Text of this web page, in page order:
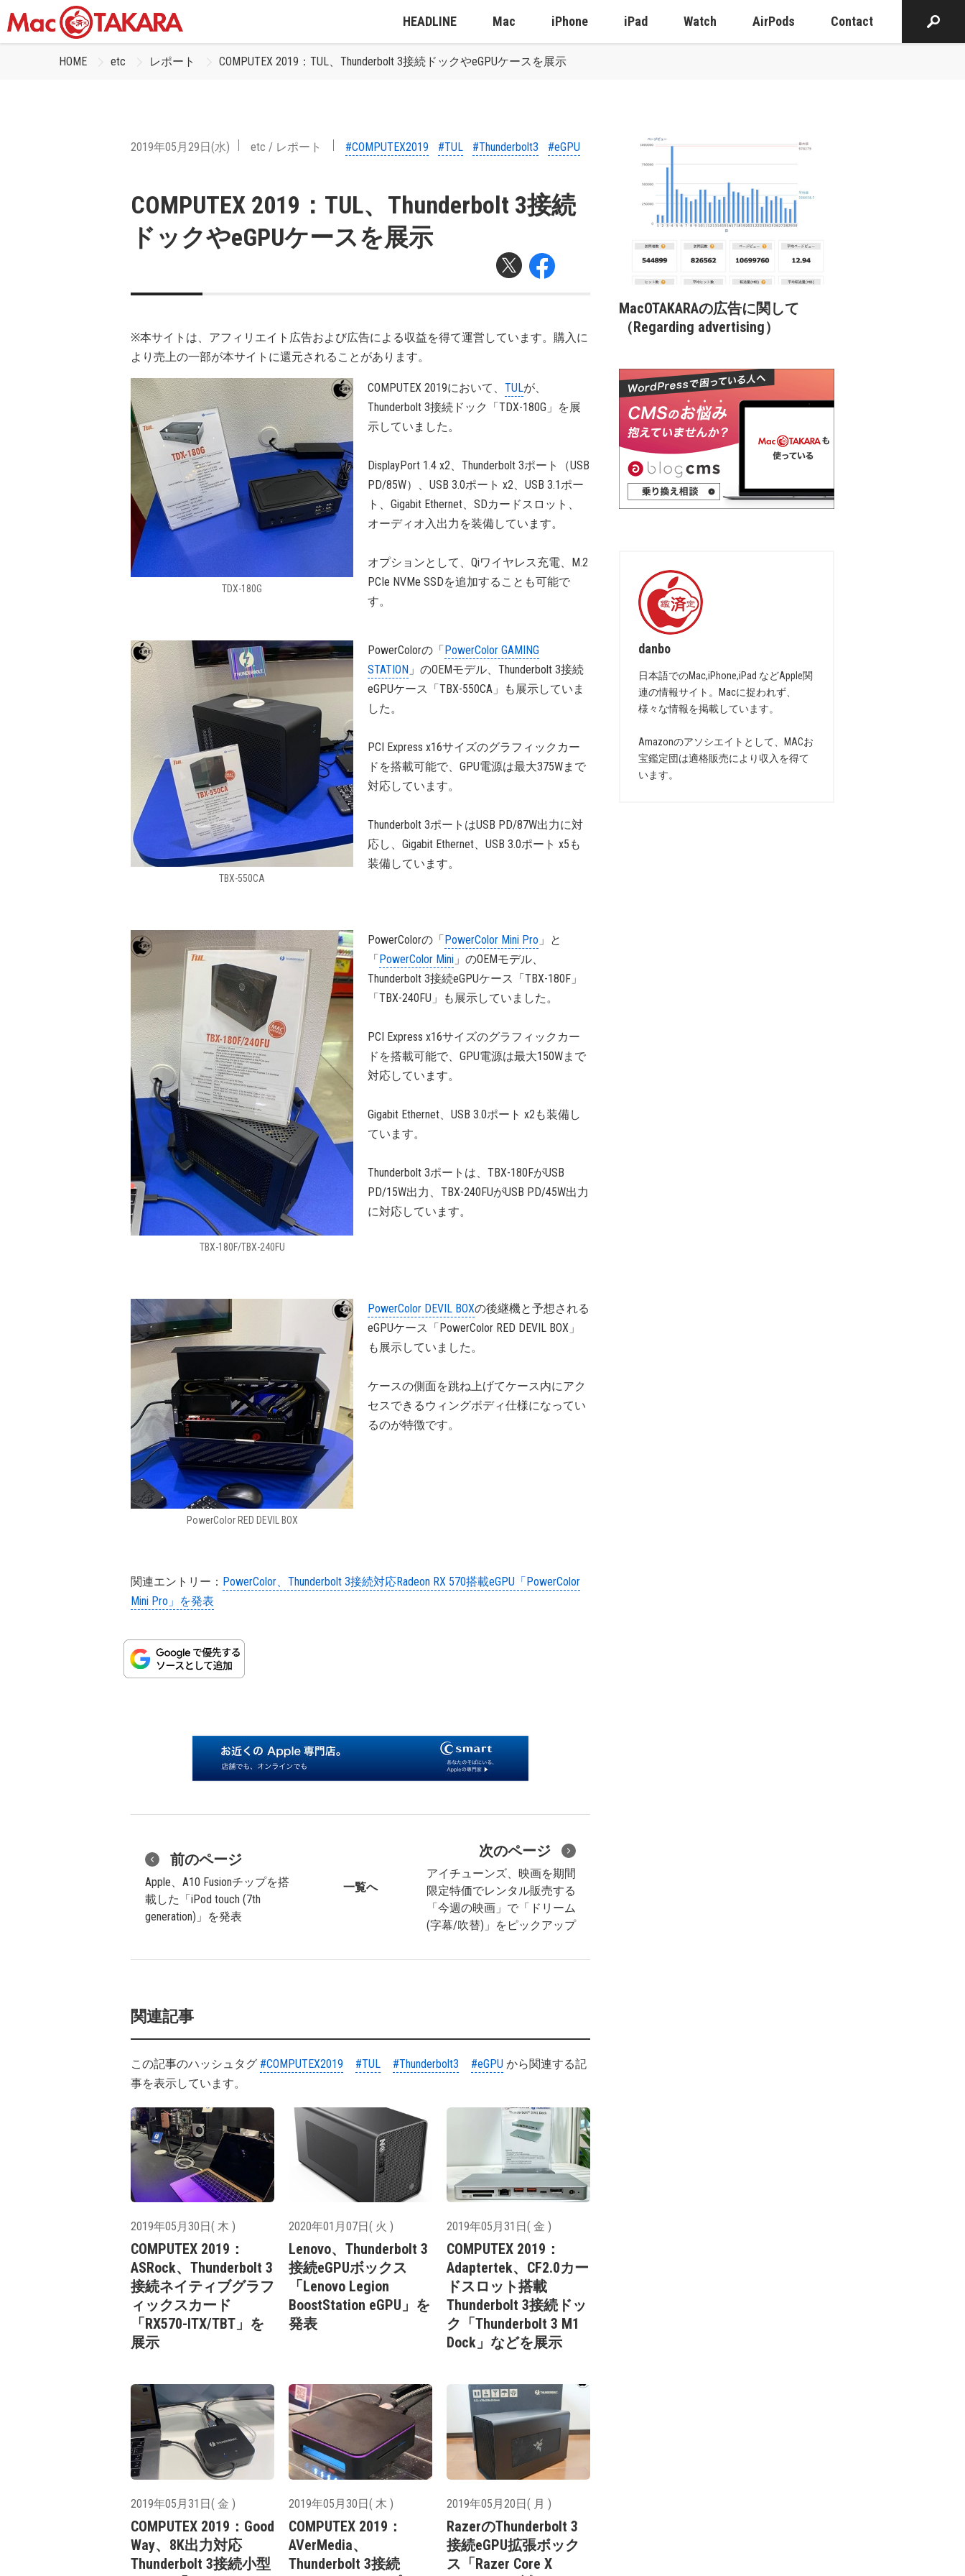
HEADLINE Mac iPhone iPad Watch AirPods Contact
HOME etc レポート COMPUTEX 2019：TUL、Thunderbolt 3接続ドックやeGPUケースを展示
2019年05月29日(水) etc / レポート #COMPUTEX2019 #TUL #Thunderbolt3 #eGPU
COMPUTEX 2019：TUL、Thunderbolt 3接続
ドックやeGPUケースを展示
※本サイトは、アフィリエイト広告および広告による収益を得て運営しています。購入に
より売上の一部が本サイトに還元されることがあります。
TDX-180G
COMPUTEX 2019において、 TULが、
Thunderbolt 3接続ドック「TDX-180G」を展
示していました。
DisplayPort 1.4 x2、Thunderbolt 3ポート（USB
PD/85W）、USB 3.0ポート x2、USB 3.1ポー
ト、Gigabit Ethernet、SDカードスロット、
オーディオ入出力を装備しています。
オプションとして、Qiワイヤレス充電、M.2
PCIe NVMe SSDを追加することも可能で
す。
TBX-550CA
PowerColorの「PowerColor GAMING
STATION 」のOEMモデル、Thunderbolt 3接続
eGPUケース「TBX-550CA」も展示していま
した。
PCI Express x16サイズのグラフィックカー
ドを搭載可能で、GPU電源は最大375Wまで
対応しています。
Thunderbolt 3ポートはUSB PD/87W出力に対
応し、Gigabit Ethernet、USB 3.0ポート x5も
装備しています。
TBX-180F/TBX-240FU
PowerColorの「PowerColor Mini Pro 」と
「PowerColor Mini 」のOEMモデル、
Thunderbolt 3接続eGPUケース「TBX-180F」
「TBX-240FU」も展示していました。
PCI Express x16サイズのグラフィックカー
ドを搭載可能で、GPU電源は最大150Wまで
対応しています。
Gigabit Ethernet、USB 3.0ポート x2も装備し
ています。
Thunderbolt 3ポートは、TBX-180FがUSB
PD/15W出力、TBX-240FUがUSB PD/45W出力
に対応しています。
PowerColor RED DEVIL BOX
PowerColor DEVIL BOXの後継機と予想される
eGPUケース「PowerColor RED DEVIL BOX」
も展示していました。
ケースの側面を跳ね上げてケース内にアク
セスできるウィングボディ仕様になってい
るのが特徴です。
関連エントリー： PowerColor、Thunderbolt 3接続対応Radeon RX 570搭載eGPU「PowerColor
Mini Pro」を発表
前のページ
Apple、A10 Fusionチップを搭
載した「iPod touch (7th
generation)」を発表
一覧へ
次のページ
アイチューンズ、映画を期間
限定特価でレンタル販売する
「今週の映画」で「ドリーム
(字幕/吹替)」をピックアップ
関連記事
この記事のハッシュタグ #COMPUTEX2019 #TUL #Thunderbolt3 #eGPU から関連する記
事を表示しています。
2019年05月30日( 木 )
COMPUTEX 2019：
ASRock、Thunderbolt 3
接続ネイティブグラフ
ィックスカード
「RX570-ITX/TBT」を
展示
2020年01月07日( 火 )
Lenovo、Thunderbolt 3
接続eGPUボックス
「Lenovo Legion
BoostStation eGPU」を
発表
2019年05月31日( 金 )
COMPUTEX 2019：
Adaptertek、CF2.0カー
ドスロット搭載
Thunderbolt 3接続ドッ
ク「Thunderbolt 3 M1
Dock」などを展示
2019年05月31日( 金 )
COMPUTEX 2019：Good
Way、8K出力対応
Thunderbolt 3接続小型
2019年05月30日( 木 )
COMPUTEX 2019：
AVerMedia、
Thunderbolt 3接続
2019年05月20日( 月 )
RazerのThunderbolt 3
接続eGPU拡張ボック
ス「Razer Core X
MacOTAKARAの広告に関して
（Regarding advertising）
danbo
日本語でのMac,iPhone,iPad などApple関
連の情報サイト。Macに捉われず、
様々な情報を掲載しています。
Amazonのアソシエイトとして、MACお
宝鑑定団は適格販売により収入を得て
います。